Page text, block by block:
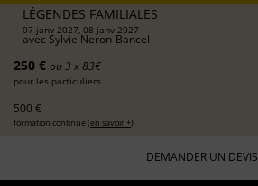
LÉGENDES FAMILIALES
07 janv 2027, 08 janv 2027
avec Sylvie Neron-Bancel
250 € ou 3 x 83€
pour les particuliers
500 €
formation continue (en savoir +)
DEMANDER UN DEVIS